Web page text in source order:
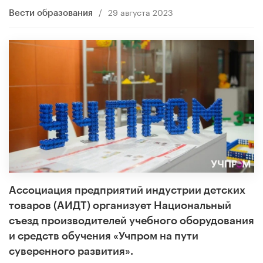
Вести образования / 29 августа 2023
Ассоциация предприятий индустрии детских
товаров (АИДТ) организует Национальный
съезд производителей учебного оборудования
и средств обучения «Учпром на пути
суверенного развития».